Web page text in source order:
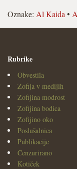
Oznake: Al Kaida •
Rubrike
Obvestila
Zofija v medijih
Zofijina modrost
Zofijina bodica
Zofijino oko
Poslušalnica
Publikacije
Cenzurirano
Kotiček